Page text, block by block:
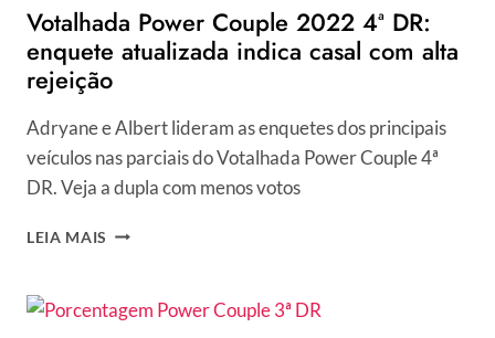
Votalhada Power Couple 2022 4ª DR:
enquete atualizada indica casal com alta
rejeição
Adryane e Albert lideram as enquetes dos principais
veículos nas parciais do Votalhada Power Couple 4ª
DR. Veja a dupla com menos votos
LEIA MAIS VOTALHADA
4ª